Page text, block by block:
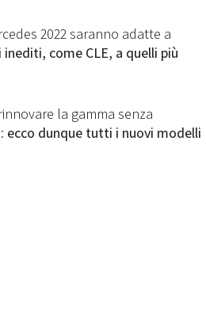
2022 saranno adatte a
come CLE, a quelli più
la gamma senza
ecco dunque tutti i nuovi modelli